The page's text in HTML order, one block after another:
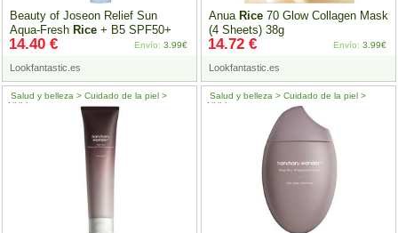
Beauty of Joseon Relief Sun
Aqua-Fresh Rice + B5 SPF50+
50ml
Lookfantastic.es
14.40 € Envío: 3.99€
Anua Rice 70 Glow Collagen Mask
(4 Sheets) 38g
Lookfantastic.es
14.72 € Envío: 3.99€
Salud y belleza > Cuidado de la piel >
NULL
Salud y belleza > Cuidado de la piel >
NULL